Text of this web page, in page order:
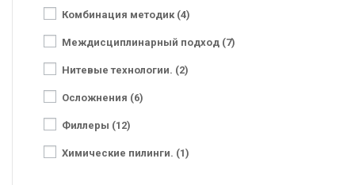
Комбинация методик (4)
Междисциплинарный подход (7)
Нитевые технологии. (2)
Осложнения (6)
Филлеры (12)
Химические пилинги. (1)